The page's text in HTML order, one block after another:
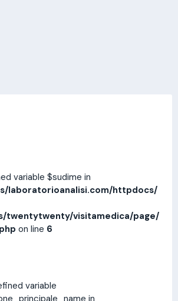
variable $sudime in
laboratorioanalisi.com/httpdocs/
twentytwenty/visitamedica/page/
on line 6
variable
in